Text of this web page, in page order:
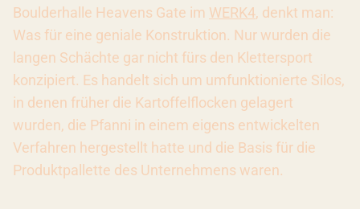
Boulderhalle Heavens Gate im WERK4, denkt man:
Was für eine geniale Konstruktion. Nur wurden die
langen Schächte gar nicht fürs den Klettersport
konzipiert. Es handelt sich um umfunktionierte Silos,
in denen früher die Kartoffelflocken gelagert
wurden, die Pfanni in einem eigens entwickelten
Verfahren hergestellt hatte und die Basis für die
Produktpallette des Unternehmens waren.